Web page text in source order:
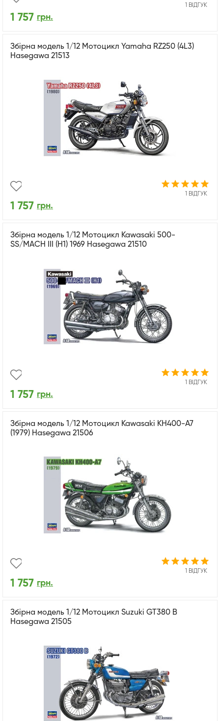
1 ВІДГУК
1 757 грн.
Збірна модель 1/12 Мотоцикл Yamaha RZ250 (4L3)
Hasegawa 21513
1 ВІДГУК
1 757 грн.
Збірна модель 1/12 Мотоцикл Kawasaki 500-
SS/MACH III (H1) 1969 Hasegawa 21510
1 ВІДГУК
1 757 грн.
Збірна модель 1/12 Мотоцикл Kawasaki KH400-A7
(1979) Hasegawa 21506
1 ВІДГУК
1 757 грн.
Збірна модель 1/12 Мотоцикл Suzuki GT380 B
Hasegawa 21505